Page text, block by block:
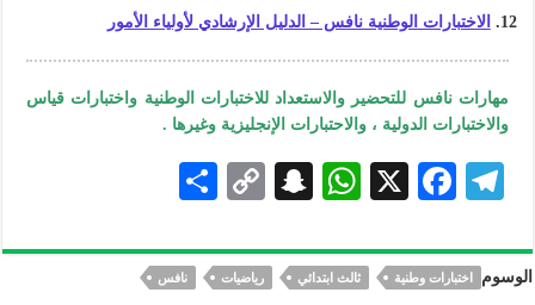
الاختبارات الوطنية نافس – الدليل الإرشادي لأولياء الأمور
مهارات نافس للتحضير والاستعداد للاختبارات الوطنية واختبارات قياس
والاختبارات الدولية ، والاحتبارات الإنجليزية وغيرها .
Te
gr
a
F
eb
oo
X
W
at
s
S
a
pc
C
p
y
ar
e
الوسوم اختبارات وطنية ثالث ابتدائي رياضيات نافس